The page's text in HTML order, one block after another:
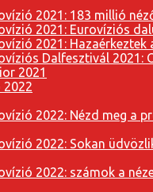
2021: 183 millió
2021: Eurovíziós
2021: Hazaérkeztek
Dalfesztivál 2021:
2021
2022
2022: Nézd meg a
2022: Sokan
2022: számok a